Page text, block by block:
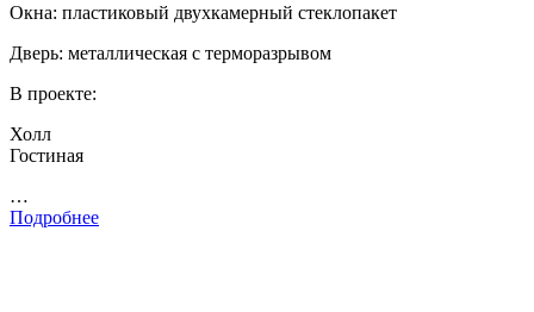
Окна: пластиковый двухкамерный стеклопакет
Дверь: металлическая с терморазрывом
В проекте:
Холл
Гостиная
…
Подробнее